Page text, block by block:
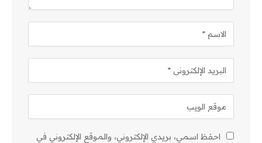
احفظ اسمي، بريدي الإلكتروني، والموقع الإلكتروني في